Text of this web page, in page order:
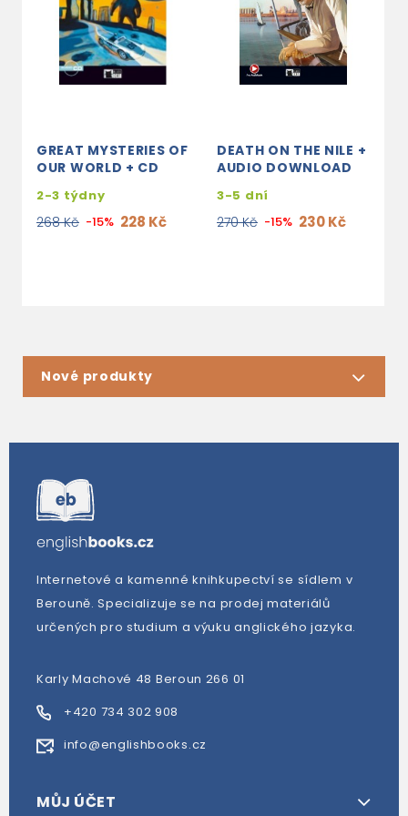
GREAT MYSTERIES OF
OUR WORLD + CD
2-3 týdny
268 Kč -15% 228 Kč
DEATH ON THE NILE +
AUDIO DOWNLOAD
3-5 dní
270 Kč -15% 230 Kč
Nové produkty
Internetové a kamenné knihkupectví se sídlem v
Berouně. Specializuje se na prodej materiálů
určených pro studium a výuku anglického jazyka.
Karly Machové 48 Beroun 266 01
+420 734 302 908
info@englishbooks.cz
MŮJ ÚČET